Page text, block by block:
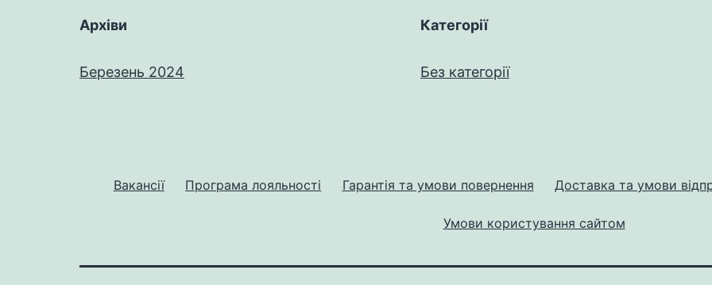
Архіви
Березень 2024
Категорії
Без категорії
Вакансії Програма лояльності Гарантія та умови повернення Доставка та умови
Умови користування сайтом